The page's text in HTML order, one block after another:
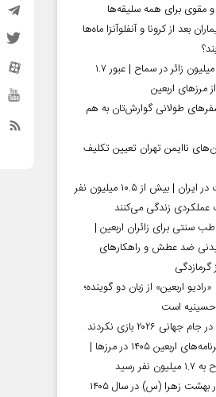
مقوی برای همه سلیقه‌ها
بعد از کرونا و آنفلوآنزا ماه‌ها
ثبت‌نام ۲.۵ میلیون زائر در سماح | عبور ۱.۷
مرز‌های اربعین
طولانی گوارش‌تان به هم
ناایمن تهران تعیین تکلیف
آمار معلولیت در ایران | بیش از ۱۰.۵ میلیون نفر
عملکردی زندگی می‌کنند
سنتی برای زائران اربعین |
ضد عطش و راهکارهای
«رادیو اربعین» از زبان دو گوینده؛
حسینیه است
۲۰۲۶ بازی نکردند
آغاز رسمی برنامه‌های اربعین ۱۴۰۵ در مرز‌ها |
رسید
قیمت قبر در بهشت زهرا (س) در سال ۱۴۰۵